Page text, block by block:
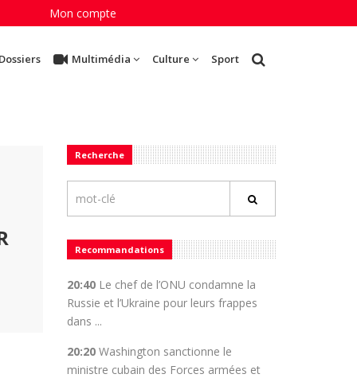
Mon compte
Multimédia Culture Sport
Recherche
Recommandations
20:40Le chef de l’ONU condamne la
Russie et l’Ukraine pour leurs frappes
dans ...
20:20Washington sanctionne le
ministre cubain des Forces armées et